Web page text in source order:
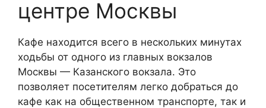
центре Москвы
Кафе находится всего в нескольких минутах
ходьбы от одного из главных вокзалов
Москвы — Казанского вокзала. Это
позволяет посетителям легко добраться до
кафе как на общественном транспорте, так и